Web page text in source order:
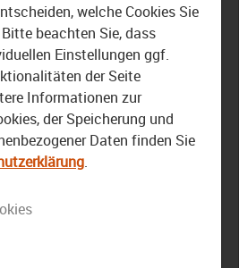
„Der Bezirk – Das Magazin“
zwei junge Musikerinnen vor,
renommierten
Oberfranken sein werden.
Traditionen am Leben
welche Cookies Sie
beachten Sie, dass
Einstellungen ggf.
der Seite
Informationen zur
der Speicherung und
Daten finden Sie
.